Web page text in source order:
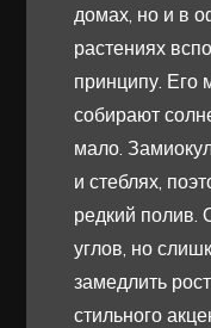
домах, но и в
растениях
принципу. Его
собирают
мало.
и стеблях,
редкий полив.
углов, но
замедлить
стильного